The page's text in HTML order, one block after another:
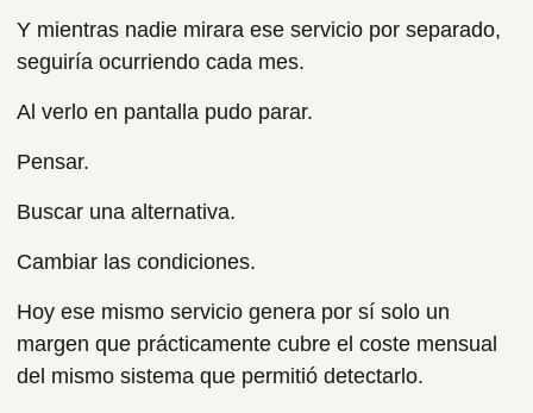
Y mientras nadie mirara ese servicio por separado,
seguiría ocurriendo cada mes.
Al verlo en pantalla pudo parar.
Pensar.
Buscar una alternativa.
Cambiar las condiciones.
Hoy ese mismo servicio genera por sí solo un
margen que prácticamente cubre el coste mensual
del mismo sistema que permitió detectarlo.